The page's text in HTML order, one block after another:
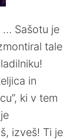
… Sašotu je
tale
in
ki v tem
izveš! Ti je